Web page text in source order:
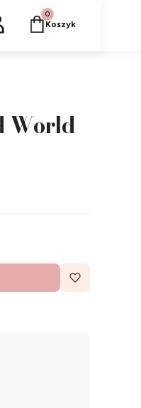
Produkty w koszyku:
Koszyk
-